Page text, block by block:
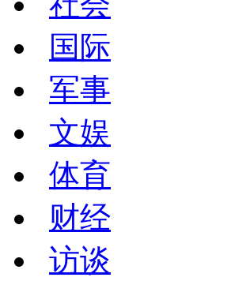
国际
军事
文娱
体育
财经
访谈